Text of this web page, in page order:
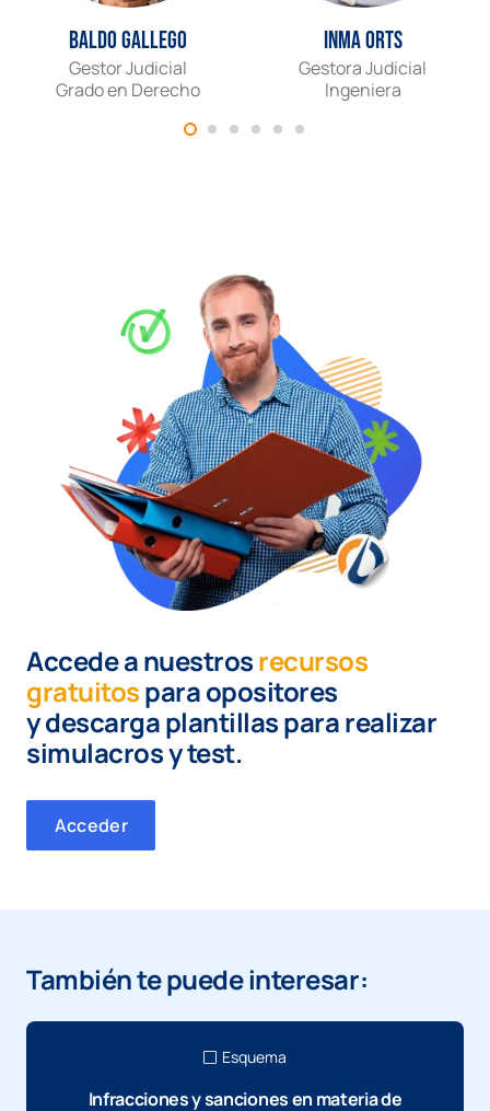
Baldo Gallego
Gestor Judicial
Grado en Derecho
Inma Orts
Gestora Judicial
Ingeniera
Accede a nuestrosrecursos
gratuitospara opositores
ydescarga plantillas para realizar
simulacros y test.
Acceder
También te puede interesar:
Esquema
Infracciones y sanciones en materia de